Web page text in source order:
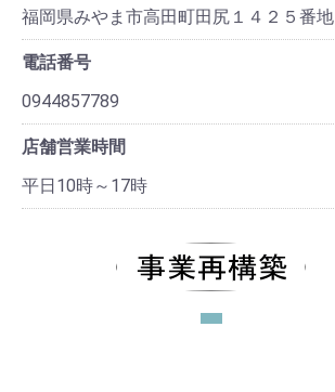
福岡県みやま市高田町田尻１４２５番地
電話番号
0944857789
店舗営業時間
平日10時～17時